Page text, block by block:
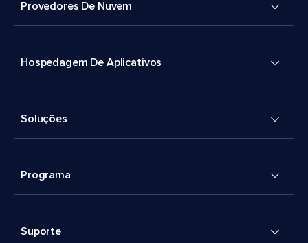
Provedores De Nuvem
Hospedagem De Aplicativos
Soluções
Programa
Suporte